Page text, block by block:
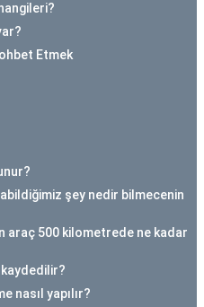
Etmek
şey nedir bilmecenin
araç 500 kilometrede ne kadar
nasıl yapılır?